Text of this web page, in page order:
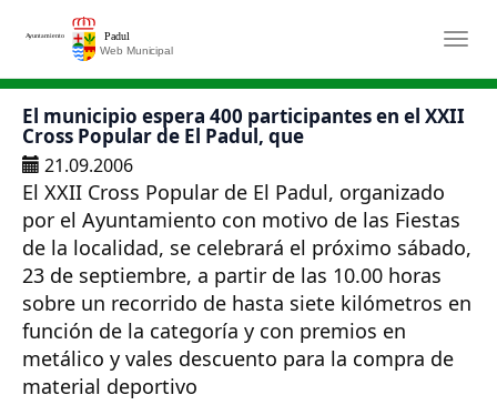
Saltar al contenido principal
El municipio espera 400 participantes en el XXII
Cross Popular de El Padul, que
21.09.2006
El XXII Cross Popular de El Padul, organizado
por el Ayuntamiento con motivo de las Fiestas
de la localidad, se celebrará el próximo sábado,
23 de septiembre, a partir de las 10.00 horas
sobre un recorrido de hasta siete kilómetros en
función de la categoría y con premios en
metálico y vales descuento para la compra de
material deportivo